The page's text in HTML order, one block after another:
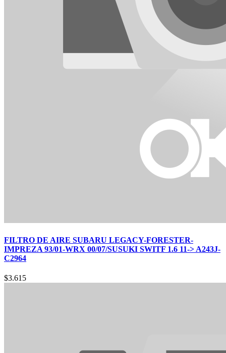
FILTRO DE AIRE SUBARU LEGACY-FORESTER-
IMPREZA 93/01-WRX 00/07/SUSUKI SWITF 1.6 11-> A243J-
C2964
$3.615